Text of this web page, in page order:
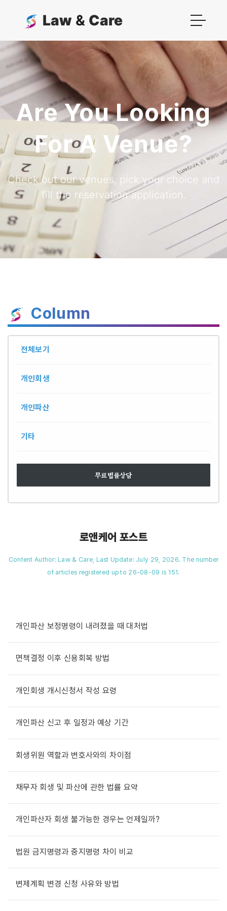
Law & Care
Are You Looking
For A Venue?
Check out our venues, pick your choice and
fill the reservation application.
Column
전체보기
개인회생
개인파산
기타
무료법률상담
로앤케어 포스트
Content Author: Law & Care, Last Update: July 29, 2026. The number
of articles registered up to 26-08-09 is 151.
개인파산 보정명령이 내려졌을 때 대처법
면책결정 이후 신용회복 방법
개인회생 개시신청서 작성 요령
개인파산 신고 후 일정과 예상 기간
회생위원 역할과 변호사와의 차이점
채무자 회생 및 파산에 관한 법률 요약
개인파산자 회생 불가능한 경우는 언제일까?
법원 금지명령과 중지명령 차이 비교
변제계획 변경 신청 사유와 방법